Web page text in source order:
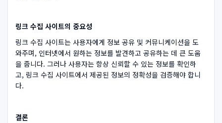
링크 수집 사이트의 중요성
링크 수집 사이트는 사용자에게 정보 공유 및 커뮤니케이션을 도
와주며, 인터넷에서 원하는 정보를 발견하고 공유하는 데 큰 도움
을 줍니다. 그러나 사용자는 항상 신뢰할 수 있는 정보를 확인하
고, 링크 수집 사이트에서 제공된 정보의 정확성을 검증해야 합니
다.
결론